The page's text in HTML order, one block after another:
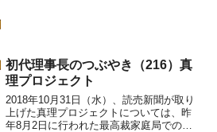
初代理事長のつぶやき（216）真
理プロジェクト
2018年10月31日（水）、読売新聞が取り
上げた真理プロジェクトについては、昨
年8月2日に行われた最高裁家庭局での